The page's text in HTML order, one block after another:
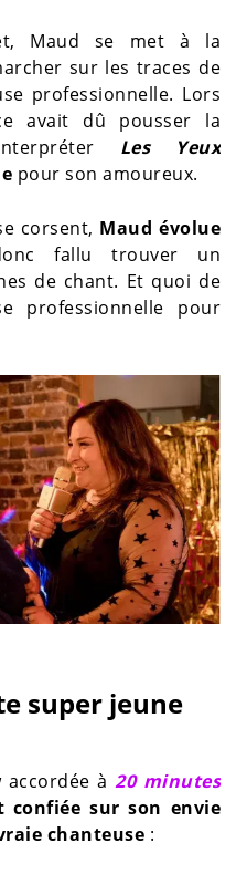
Maud se met à la
sur les traces de
professionnelle. Lors
avait dû pousser la
Les Yeux
pour son amoureux.
corsent, Maud évolue
fallu trouver un
de chant. Et quoi de
professionnelle pour
super jeune
accordée à20 minutes
confiée sur son envie
chanteuse :